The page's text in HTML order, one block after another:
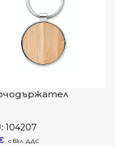
между форма и
104207